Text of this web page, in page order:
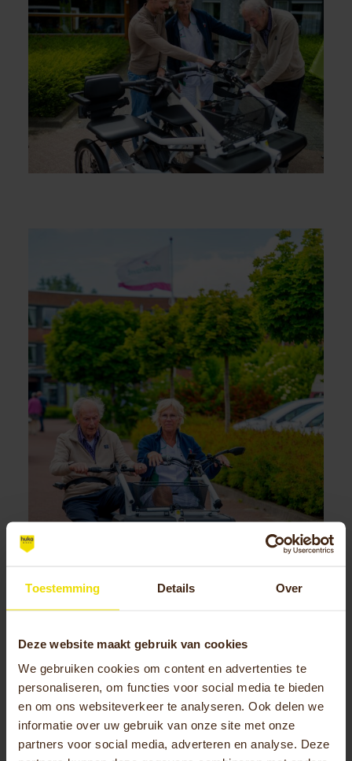
Toestemming Details Over
Deze website maakt gebruik van cookies
We gebruiken cookies om content en advertenties te
personaliseren, om functies voor social media te bieden
en om ons websiteverkeer te analyseren. Ook delen we
informatie over uw gebruik van onze site met onze
partners voor social media, adverteren en analyse. Deze
Effecten van bewegen op mentale
gezondheid
Beweging, zoals fietsen, heeft een positieve